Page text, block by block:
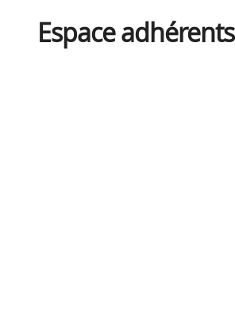
Espace adhérents